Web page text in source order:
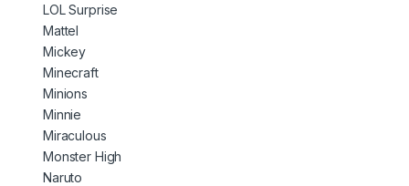
LOL Surprise
Mattel
Mickey
Minecraft
Minions
Minnie
Miraculous
Monster High
Naruto